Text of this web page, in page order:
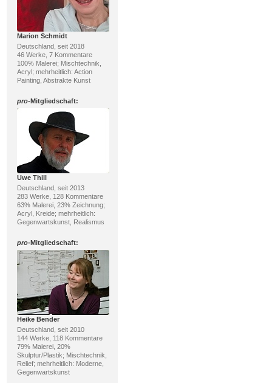
Marion Schmidt
Deutschland, seit 2018
46 Werke, 7 Kommentare
100% Malerei; Mischtechnik,
Acryl; mehrheitlich: Action
Painting, Abstrakte Kunst
pro-Mitgliedschaft:
Uwe Thill
Deutschland, seit 2013
283 Werke, 128 Kommentare
63% Malerei, 23% Zeichnung;
Acryl, Kreide; mehrheitlich:
Gegenwartskunst, Realismus
pro-Mitgliedschaft:
Heike Bender
Deutschland, seit 2010
144 Werke, 118 Kommentare
79% Malerei, 20%
Skulptur/Plastik; Mischtechnik,
Relief; mehrheitlich: Moderne,
Gegenwartskunst